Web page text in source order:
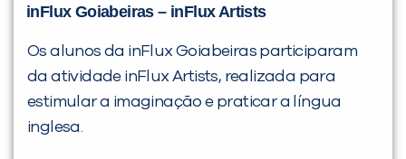
inFlux Goiabeiras – inFlux Artists
Os alunos da inFlux Goiabeiras participaram
da atividade inFlux Artists, realizada para
estimular a imaginação e praticar a língua
inglesa.